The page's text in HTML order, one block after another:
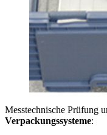
Messtechnische Prüfung
Verpackungssysteme: